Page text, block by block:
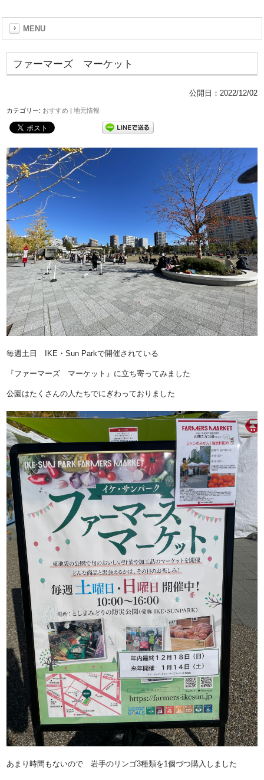
MENU
ファーマーズ マーケット
公開日： 2022/12/02
カテゴリー: おすすめ |地元情報
毎週土日 IKE・Sun Parkで開催されている
『ファーマーズ マーケット』に立ち寄ってみました
公園はたくさんの人たちでにぎわっておりました
あまり時間もないので 岩手のリンゴ3種類を1個づつ購入しました